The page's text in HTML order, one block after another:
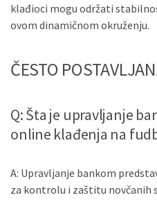
klađioci mogu održati
ovom dinamičnom okruženju.
ČESTO
Q: Šta je upravljanje
online klađenja na
A: Upravljanje bankom
za kontrolu i zaštitu novčanih